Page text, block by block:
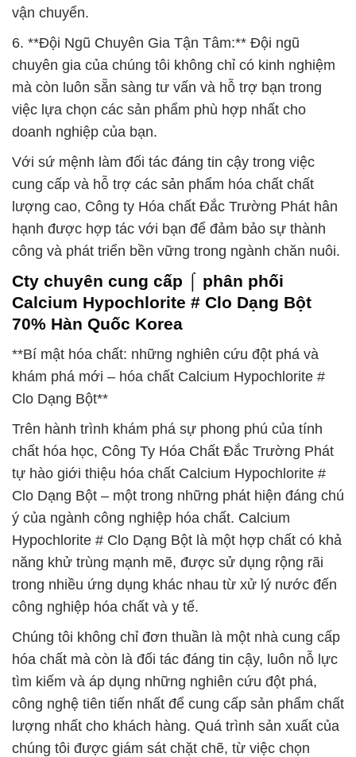
vận chuyển.
6. **Đội Ngũ Chuyên Gia Tận Tâm:** Đội ngũ
chuyên gia của chúng tôi không chỉ có kinh nghiệm
mà còn luôn sẵn sàng tư vấn và hỗ trợ bạn trong
việc lựa chọn các sản phẩm phù hợp nhất cho
doanh nghiệp của bạn.
Với sứ mệnh làm đối tác đáng tin cậy trong việc
cung cấp và hỗ trợ các sản phẩm hóa chất chất
lượng cao, Công ty Hóa chất Đắc Trường Phát hân
hạnh được hợp tác với bạn để đảm bảo sự thành
công và phát triển bền vững trong ngành chăn nuôi.
Cty chuyên cung cấp ⌠ phân phối
Calcium Hypochlorite # Clo Dạng Bột
70% Hàn Quốc Korea
**Bí mật hóa chất: những nghiên cứu đột phá và
khám phá mới – hóa chất Calcium Hypochlorite #
Clo Dạng Bột**
Trên hành trình khám phá sự phong phú của tính
chất hóa học, Công Ty Hóa Chất Đắc Trường Phát
tự hào giới thiệu hóa chất Calcium Hypochlorite #
Clo Dạng Bột – một trong những phát hiện đáng chú
ý của ngành công nghiệp hóa chất. Calcium
Hypochlorite # Clo Dạng Bột là một hợp chất có khả
năng khử trùng mạnh mẽ, được sử dụng rộng rãi
trong nhiều ứng dụng khác nhau từ xử lý nước đến
công nghiệp hóa chất và y tế.
Chúng tôi không chỉ đơn thuần là một nhà cung cấp
hóa chất mà còn là đối tác đáng tin cậy, luôn nỗ lực
tìm kiếm và áp dụng những nghiên cứu đột phá,
công nghệ tiên tiến nhất để cung cấp sản phẩm chất
lượng nhất cho khách hàng. Quá trình sản xuất của
chúng tôi được giám sát chặt chẽ, từ việc chọn